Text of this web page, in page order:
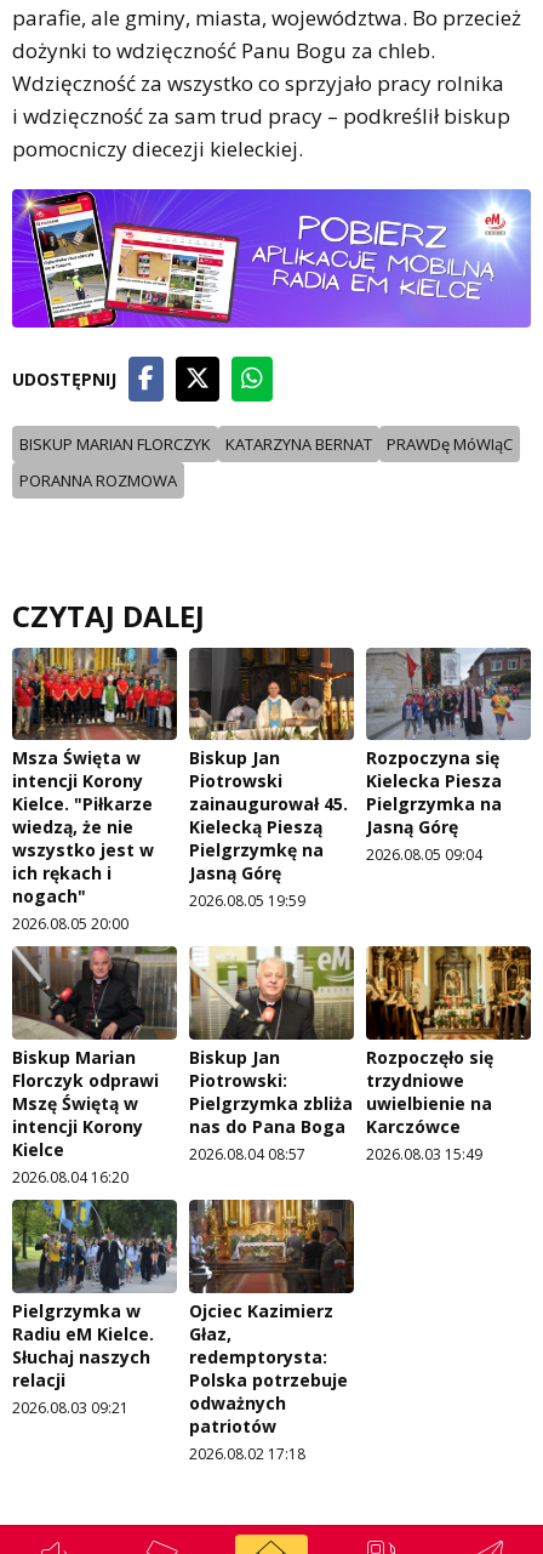
parafie, ale gminy, miasta, województwa. Bo przecież
dożynki to wdzięczność Panu Bogu za chleb.
Wdzięczność za wszystko co sprzyjało pracy rolnika
i wdzięczność za sam trud pracy – podkreślił biskup
pomocniczy diecezji kieleckiej.
UDOSTĘPNIJ
BISKUP MARIAN FLORCZYK KATARZYNA BERNAT
PRAWDę MóWIąC
PORANNA ROZMOWA
CZYTAJ DALEJ
Msza Święta w
intencji Korony
Kielce. "Piłkarze
wiedzą, że nie
wszystko jest w
ich rękach i
nogach"
2026.08.05 20:00
Biskup Jan
Piotrowski
zainaugurował 45.
Kielecką Pieszą
Pielgrzymkę na
Jasną Górę
2026.08.05 19:59
Rozpoczyna się
Kielecka Piesza
Pielgrzymka na
Jasną Górę
2026.08.05 09:04
Biskup Marian
Florczyk odprawi
Mszę Świętą w
intencji Korony
Kielce
2026.08.04 16:20
Biskup Jan
Piotrowski:
Pielgrzymka zbliża
nas do Pana Boga
2026.08.04 08:57
Rozpoczęło się
trzydniowe
uwielbienie na
Karczówce
2026.08.03 15:49
Pielgrzymka w
Radiu eM Kielce.
Słuchaj naszych
relacji
2026.08.03 09:21
Ojciec Kazimierz
Głaz,
redemptorysta:
Polska potrzebuje
odważnych
patriotów
2026.08.02 17:18